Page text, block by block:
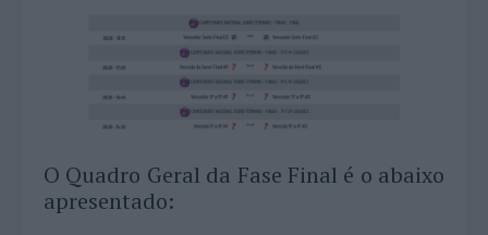
O Quadro Geral da Fase Final é o abaixo
apresentado: